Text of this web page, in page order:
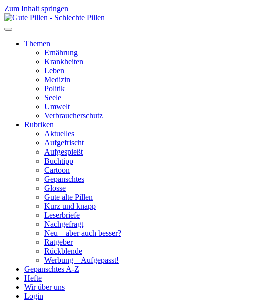
Zum Inhalt springen
Themen
Ernährung
Krankheiten
Leben
Medizin
Politik
Seele
Umwelt
Verbraucherschutz
Rubriken
Aktuelles
Aufgefrischt
Aufgespießt
Buchtipp
Cartoon
Gepanschtes
Glosse
Gute alte Pillen
Kurz und knapp
Leserbriefe
Nachgefragt
Neu – aber auch besser?
Ratgeber
Rückblende
Werbung – Aufgepasst!
Gepanschtes A-Z
Hefte
Wir über uns
Login